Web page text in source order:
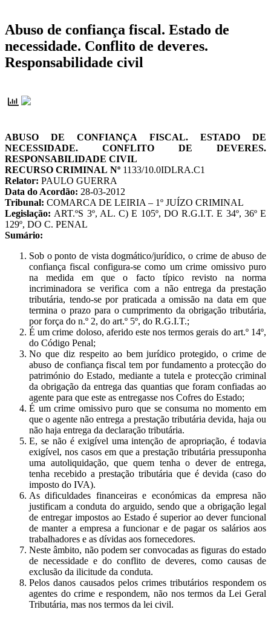
Abuso de confiança fiscal. Estado de
necessidade. Conflito de deveres.
Responsabilidade civil
ABUSO DE CONFIANÇA FISCAL. ESTADO DE
NECESSIDADE. CONFLITO DE DEVERES.
RESPONSABILIDADE CIVIL
RECURSO CRIMINAL Nº 1133/10.0IDLRA.C1
Relator: PAULO GUERRA
Data do Acordão: 28-03-2012
Tribunal: COMARCA DE LEIRIA – 1º JUÍZO CRIMINAL
Legislação: ART.ºS 3º, AL. C) E 105º, DO R.G.I.T. E 34º, 36º E
129º, DO C. PENAL
Sumário:
Sob o ponto de vista dogmático/jurídico, o crime de abuso de
confiança fiscal configura-se como um crime omissivo puro
na medida em que o facto típico revisto na norma
incriminadora se verifica com a não entrega da prestação
tributária, tendo-se por praticada a omissão na data em que
termina o prazo para o cumprimento da obrigação tributária,
por força do n.º 2, do art.º 5º, do R.G.I.T.;
É um crime doloso, aferido este nos termos gerais do art.º 14º,
do Código Penal;
No que diz respeito ao bem jurídico protegido, o crime de
abuso de confiança fiscal tem por fundamento a protecção do
património do Estado, mediante a tutela e protecção criminal
da obrigação da entrega das quantias que foram confiadas ao
agente para que este as entregasse nos Cofres do Estado;
É um crime omissivo puro que se consuma no momento em
que o agente não entrega a prestação tributária devida, haja ou
não haja entrega da declaração tributária.
E, se não é exigível uma intenção de apropriação, é todavia
exigível, nos casos em que a prestação tributária pressuponha
uma autoliquidação, que quem tenha o dever de entrega,
tenha recebido a prestação tributária que é devida (caso do
imposto do IVA).
As dificuldades financeiras e económicas da empresa não
justificam a conduta do arguido, sendo que a obrigação legal
de entregar impostos ao Estado é superior ao dever funcional
de manter a empresa a funcionar e de pagar os salários aos
trabalhadores e as dívidas aos fornecedores.
Neste âmbito, não podem ser convocadas as figuras do estado
de necessidade e do conflito de deveres, como causas de
exclusão da ilicitude da conduta.
Pelos danos causados pelos crimes tributários respondem os
agentes do crime e respondem, não nos termos da Lei Geral
Tributária, mas nos termos da lei civil.